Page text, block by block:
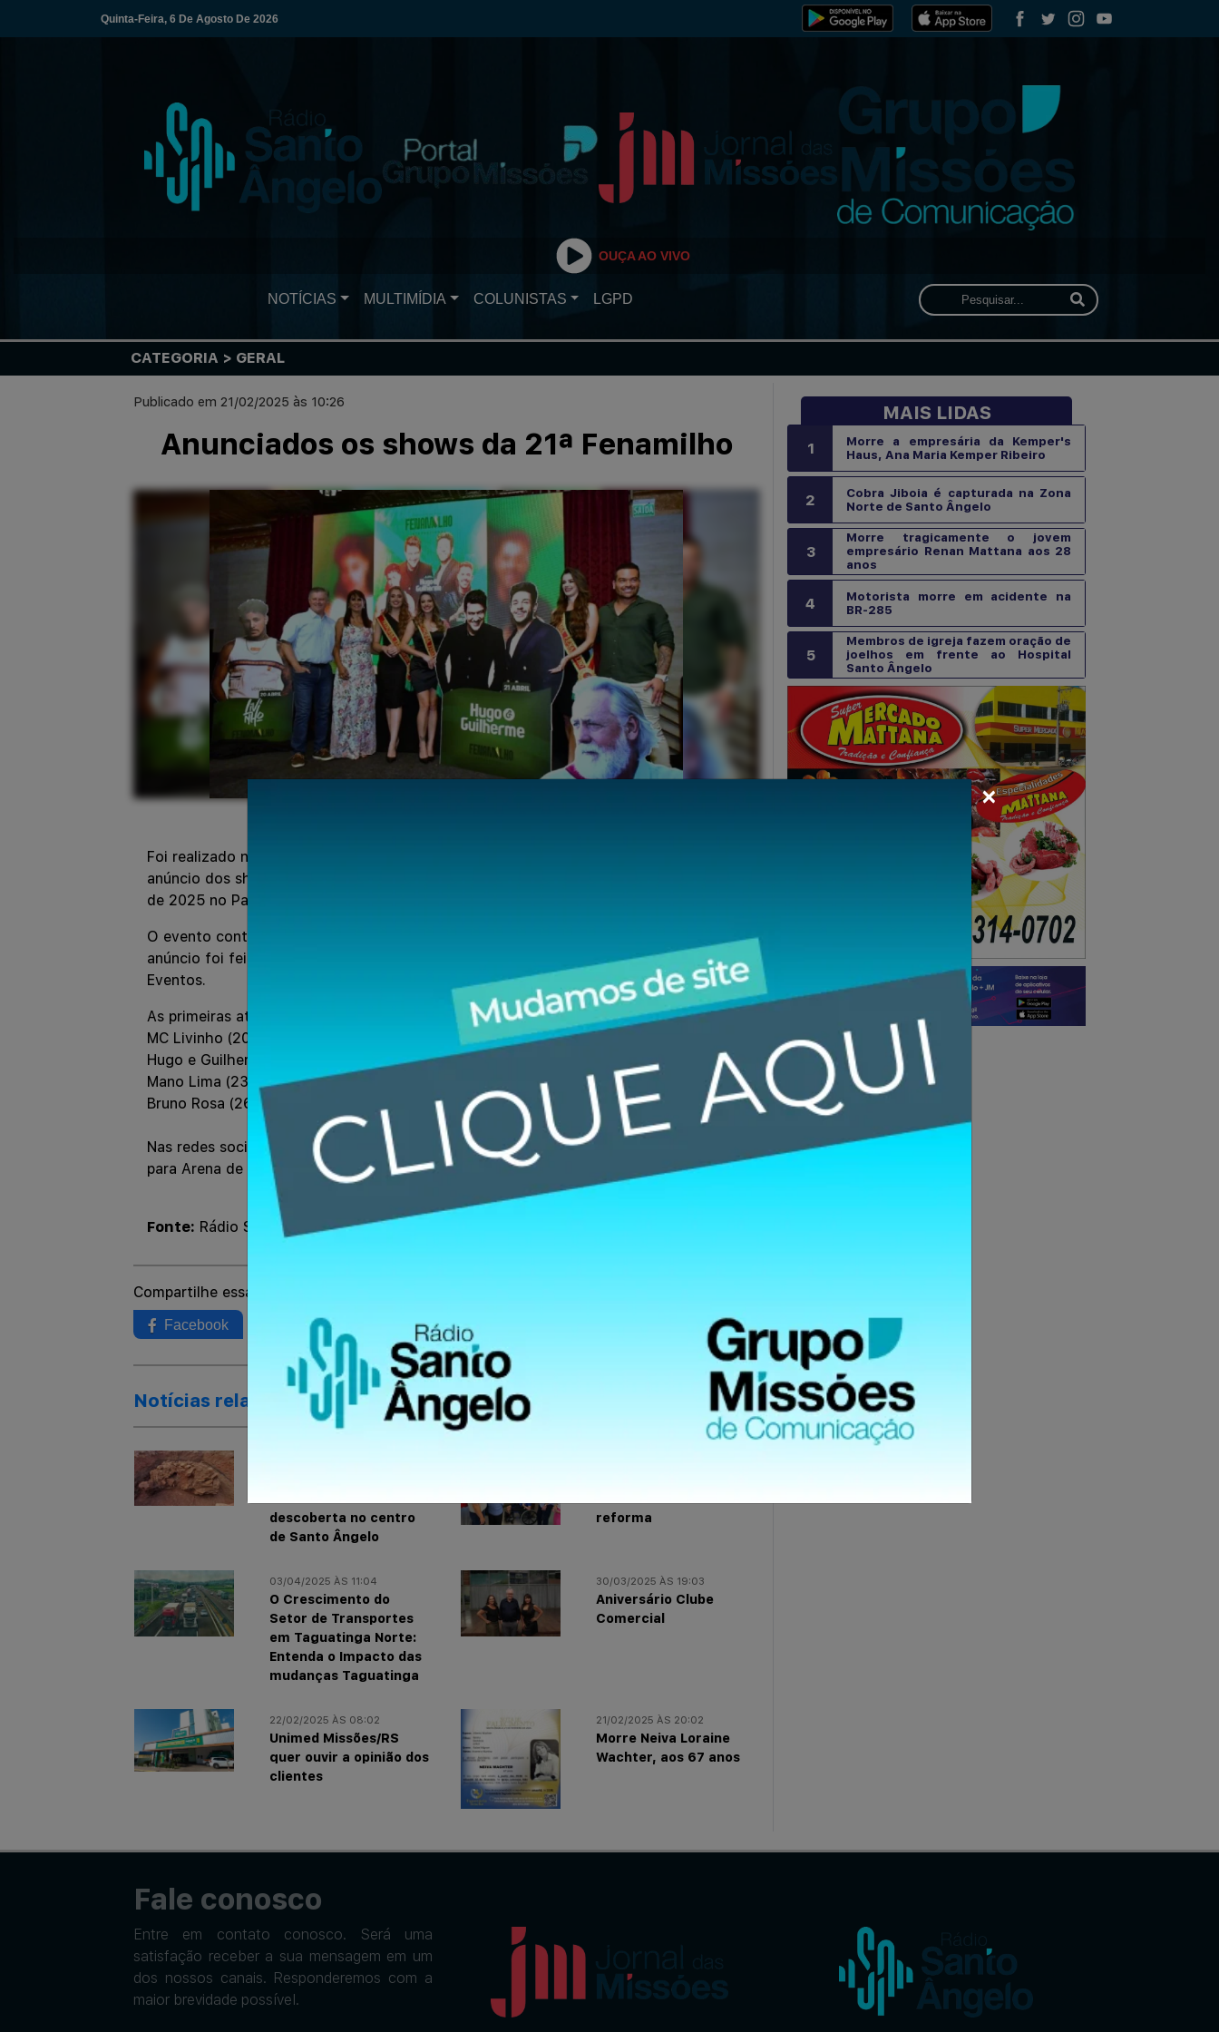
Quinta-Feira, 6 De Agosto De 2026
OUÇA AO VIVO
NOTÍCIAS MULTIMÍDIA COLUNISTAS LGPD
CATEGORIA > GERAL
Publicado em 21/02/2025 às 10:26
Anunciados os shows da 21ª Fenamilho
Foi realizado no Mirage Pub localizado na Rua 25 de julho, em Santo Ângelo, o
anúncio dos shows da 21ª FENAMILHO Internacional que o corre de 19 a 27 de abril
de 2025 no Parque Internacional de Exposições Siegfried Ritter.
O evento contou com a presença de autoridades locais e convidados especiais. O
anúncio foi feito pelo empresário Wagner Pizolotto da empresa Parador 8 Shows e
Eventos.
As primeiras atrações confirmadas para o evento são:
MC Livinho (20/4 – Domingo)
Hugo e Guilherme (21/04 – Segunda-feira/Feriado)
Mano Lima (23/04 – Quarta-feira)
Bruno Rosa (26/04 – Sábado)
Nas redes sociais oficiais da Fenamilho serão divulgados os valores dos ingressos
para Arena de Shows.
Fonte: Rádio Santo Ângelo
Compartilhe essa notícia:
Facebook Twitter WhatsApp
Notícias relacionadas
descoberta no centro
de Santo Ângelo
reforma
03/04/2025 ÀS 11:04
O Crescimento do
Setor de Transportes
em Taguatinga Norte:
Entenda o Impacto das
mudanças Taguatinga
30/03/2025 ÀS 19:03
Aniversário Clube
Comercial
22/02/2025 ÀS 08:02
Unimed Missões/RS
quer ouvir a opinião dos
clientes
21/02/2025 ÀS 20:02
Morre Neiva Loraine
Wachter, aos 67 anos
MAIS LIDAS
1
Morre a empresária da Kemper's
Haus, Ana Maria Kemper Ribeiro
2
Cobra Jiboia é capturada na Zona
Norte de Santo Ângelo
3
Morre tragicamente o jovem
empresário Renan Mattana aos 28
anos
4
Motorista morre em acidente na
BR-285
5
Membros de igreja fazem oração de
joelhos em frente ao Hospital
Santo Ângelo
×
Fale conosco
Entre em contato conosco. Será uma
satisfação receber a sua mensagem em um
dos nossos canais. Responderemos com a
maior brevidade possível.